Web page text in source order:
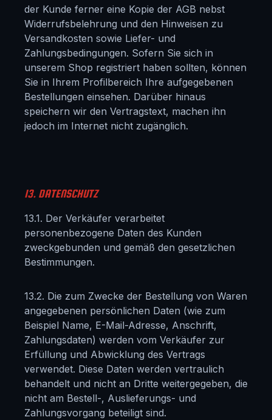
der Kunde ferner eine Kopie der AGB nebst
Widerrufsbelehrung und den Hinweisen zu
Versandkosten sowie Liefer- und
Zahlungsbedingungen. Sofern Sie sich in
unserem Shop registriert haben sollten, können
Sie in Ihrem Profilbereich Ihre aufgegebenen
Bestellungen einsehen. Darüber hinaus
speichern wir den Vertragstext, machen ihn
jedoch im Internet nicht zugänglich.
13. DATENSCHUTZ
13.1. Der Verkäufer verarbeitet
personenbezogene Daten des Kunden
zweckgebunden und gemäß den gesetzlichen
Bestimmungen.
13.2. Die zum Zwecke der Bestellung von Waren
angegebenen persönlichen Daten (wie zum
Beispiel Name, E-Mail-Adresse, Anschrift,
Zahlungsdaten) werden vom Verkäufer zur
Erfüllung und Abwicklung des Vertrags
verwendet. Diese Daten werden vertraulich
behandelt und nicht an Dritte weitergegeben, die
nicht am Bestell-, Auslieferungs- und
Zahlungsvorgang beteiligt sind.